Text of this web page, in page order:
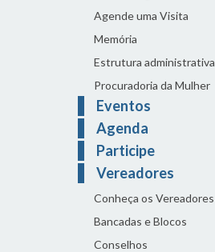
Agende uma Visita
Memória
Estrutura administrativa
Procuradoria da Mulher
Eventos
Agenda
Participe
Vereadores
Conheça os Vereadores
Bancadas e Blocos
Conselhos